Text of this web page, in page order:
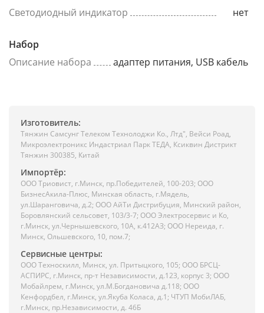
Светодиодный индикатор
нет
Набор
Описание набора
адаптер питания, USB кабель
Изготовитель:
Тянжин Самсунг Телеком Технолоджи Ко., Лтд", Вейси Роад,
Микроэлектроникс Индастриал Парк ТЕДА, Ксиквин Дистрикт
Тянжин 300385, Китай
Импортёр:
ООО Триовист, г.Минск, пр.Победителей, 100-203; ООО
БизнесАкила-Плюс, Минская область, г.Мядель,
ул.Шаранговича, д.2; ООО АйТи Дистрибуция, Минский район,
Боровлянский сельсовет, 103/3-7; ООО Электросервис и Ко,
г.Минск, ул.Чернышевского, 10А, к.412АЗ; ООО Нереида, г.
Минск, Ольшевского, 10, пом.7;
Сервисные центры:
ООО Техноскилл, Минск, ул. Притыцкого, 105; ООО БРСЦ-
АСПИРС, г.Минск, пр-т Независимости, д.123, корпус 3; ООО
Мобайлрем, г.Минск, ул.М.Богдановича д.118; ООО
Кенфордбел, г.Минск, ул.Якуба Коласа, д.1; ЧТУП МобиЛАБ,
г.Минск, пр.Независимости, д. 46Б